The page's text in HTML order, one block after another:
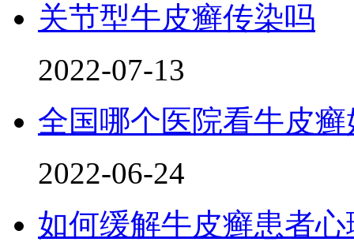
关节型牛皮癣传染吗
2022-07-13
全国哪个医院看牛皮
2022-06-24
如何缓解牛皮癣患者